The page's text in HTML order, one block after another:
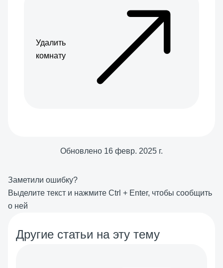
Удалить
комнату
Обновлено 16 февр. 2025 г.
Заметили ошибку?
Выделите текст и нажмите Ctrl + Enter, чтобы сообщить
о ней
Другие статьи на эту тему